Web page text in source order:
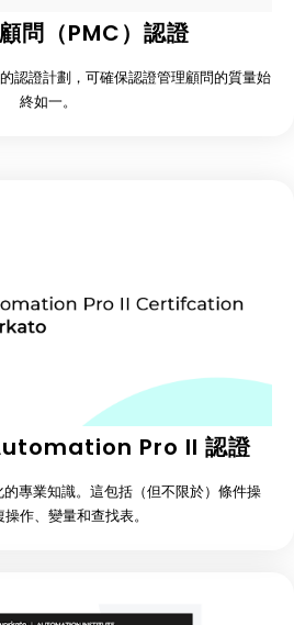
問（PMC）認證
認證計劃，可確保認證管理顧問的質量始
終如一。
Pro II 認證
專業知識。這包括（但不限於）條件操
作、變量和查找表。